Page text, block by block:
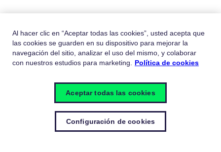
Al hacer clic en “Aceptar todas las cookies”, usted acepta que
las cookies se guarden en su dispositivo para mejorar la
navegación del sitio, analizar el uso del mismo, y colaborar
con nuestros estudios para marketing.
Política de cookies
Configuración de cookies
Aceptar todas las cookies